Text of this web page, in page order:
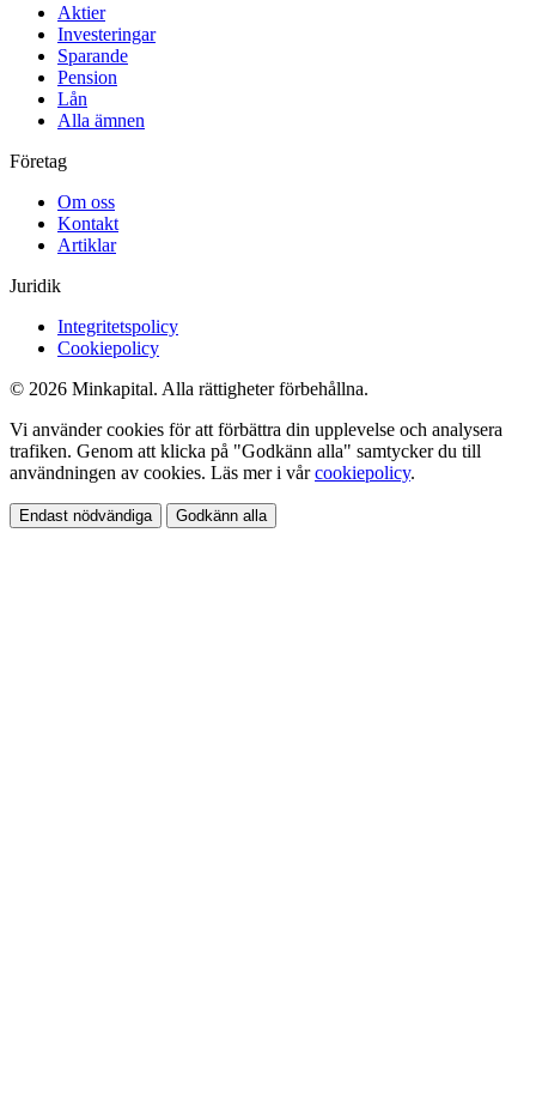
Aktier
Investeringar
Sparande
Pension
Lån
Alla ämnen
Företag
Om oss
Kontakt
Artiklar
Juridik
Integritetspolicy
Cookiepolicy
© 2026 Minkapital. Alla rättigheter förbehållna.
Vi använder cookies för att förbättra din upplevelse och analysera
trafiken. Genom att klicka på "Godkänn alla" samtycker du till
användningen av cookies. Läs mer i vårcookiepolicy.
Endast nödvändiga Godkänn alla